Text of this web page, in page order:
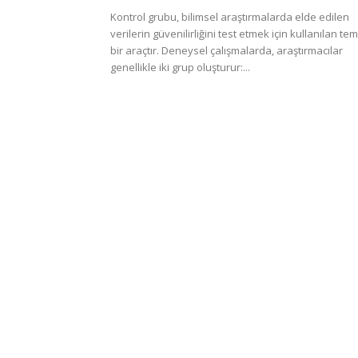
Kontrol grubu, bilimsel araştırmalarda elde edilen
verilerin güvenilirliğini test etmek için kullanılan
bir araçtır. Deneysel çalışmalarda, araştırmacılar
genellikle iki grup oluşturur:...